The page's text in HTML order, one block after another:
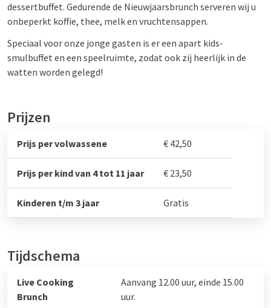
dessertbuffet. Gedurende de Nieuwjaarsbrunch serveren wij u
onbeperkt koffie, thee, melk en vruchtensappen.
Speciaal voor onze jonge gasten is er een apart kids-
smulbuffet en een speelruimte, zodat ook zij heerlijk in de
watten worden gelegd!
Prijzen
Prijs per volwassene € 42,50
Prijs per kind van 4 tot 11 jaar € 23,50
Kinderen t/m 3 jaar Gratis
Tijdschema
Live Cooking
Brunch
Aanvang 12.00 uur, einde 15.00
uur.